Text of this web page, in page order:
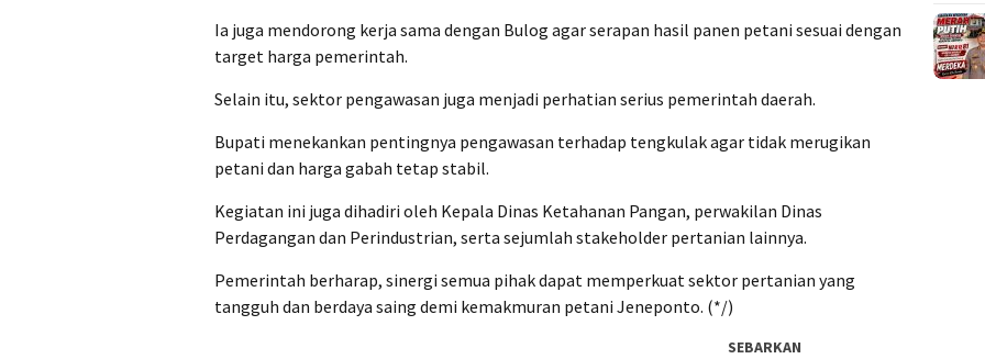
Ia juga mendorong kerja sama dengan Bulog agar serapan hasil panen petani sesuai dengan
target harga pemerintah.
Selain itu, sektor pengawasan juga menjadi perhatian serius pemerintah daerah.
Bupati menekankan pentingnya pengawasan terhadap tengkulak agar tidak merugikan
petani dan harga gabah tetap stabil.
Kegiatan ini juga dihadiri oleh Kepala Dinas Ketahanan Pangan, perwakilan Dinas
Perdagangan dan Perindustrian, serta sejumlah stakeholder pertanian lainnya.
Pemerintah berharap, sinergi semua pihak dapat memperkuat sektor pertanian yang
tangguh dan berdaya saing demi kemakmuran petani Jeneponto. (*/)
SEBARKAN